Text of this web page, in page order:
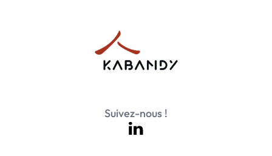
Suivez-nous !